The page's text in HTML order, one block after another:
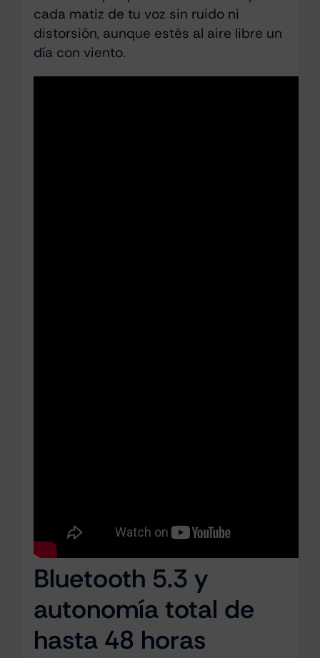
cada matiz de tu voz sin ruido ni
distorsión, aunque estés al aire libre un
día con viento.
Bluetooth 5.3 y
autonomía total de
hasta 48 horas